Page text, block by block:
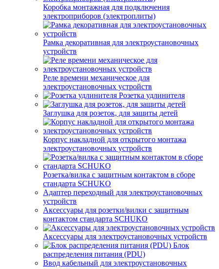
Коробка монтажная для подключения
электроприборов (электроплиты)
Рамка декоративная для электроустановочных
устройств
Реле времени механическое для
электроустановочных устройств
Розетка удлинителя
Заглушка для розеток, для защиты детей
Корпус накладной для открытого монтажа
электроустановочных устройств
Розетка/вилка с защитным контактом в сборе
стандарта SCHUKO
Адаптер переходный для электроустановочных
устройств
Аксессуары для розетки/вилки с защитным
контактом стандарта SCHUKO
Аксессуары для электроустановочных устройств
Блок
распределения питания (PDU)
Ввод кабельный для электроустановочных